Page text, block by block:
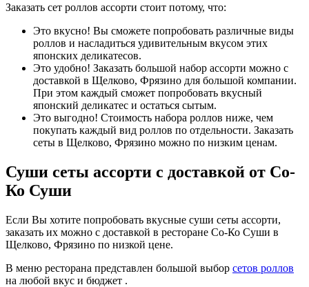
Заказать сет роллов ассорти стоит потому, что:
Это вкусно! Вы сможете попробовать различные виды
роллов и насладиться удивительным вкусом этих
японских деликатесов.
Это удобно! Заказать большой набор ассорти можно с
доставкой в Щелково, Фрязино для большой компании.
При этом каждый сможет попробовать вкусный
японский деликатес и остаться сытым.
Это выгодно! Стоимость набора роллов ниже, чем
покупать каждый вид роллов по отдельности. Заказать
сеты в Щелково, Фрязино можно по низким ценам.
Суши сеты ассорти с доставкой от Со-
Ко Суши
Если Вы хотите попробовать вкусные суши сеты ассорти,
заказать их можно с доставкой в ресторане Со-Ко Суши в
Щелково, Фрязино по низкой цене.
В меню ресторана представлен большой выбор сетов роллов
на любой вкус и бюджет .